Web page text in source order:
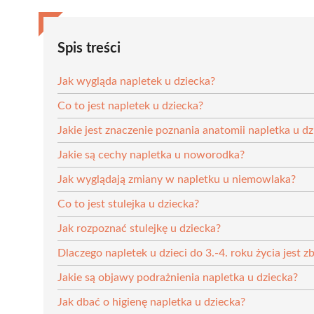
Spis treści
Jak wygląda napletek u dziecka?
Co to jest napletek u dziecka?
Jakie jest znaczenie poznania anatomii napletka u
Jakie są cechy napletka u noworodka?
Jak wyglądają zmiany w napletku u niemowlaka?
Co to jest stulejka u dziecka?
Jak rozpoznać stulejkę u dziecka?
Dlaczego napletek u dzieci do 3.-4. roku życia jest
Jakie są objawy podrażnienia napletka u dziecka?
Jak dbać o higienę napletka u dziecka?